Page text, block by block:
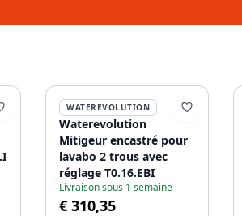
WATEREVOLUTION
Waterevolution
Mitigeur encastré pour
lavabo 2 trous avec
réglage T0.16.EBI
Livraison sous 1 semaine
€ 310,35